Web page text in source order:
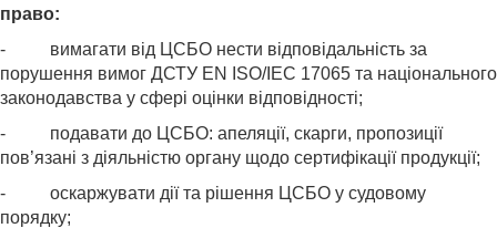
право:
- вимагати від ЦСБО нести відповідальність за
порушення вимог ДСТУ EN ISO/IEC 17065 та національного
законодавства у сфері оцінки відповідності;
- подавати до ЦСБО: апеляції, скарги, пропозиції
пов’язані з діяльністю органу щодо сертифікації продукції;
- оскаржувати дії та рішення ЦСБО у судовому
порядку;